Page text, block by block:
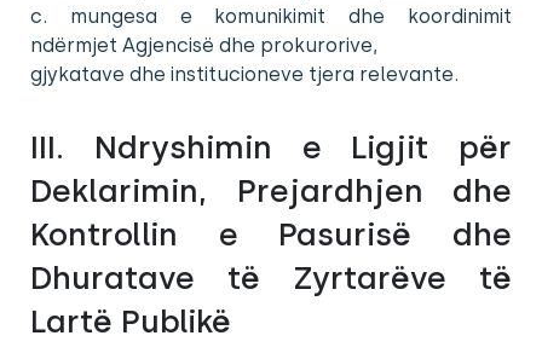
c. mungesa e komunikimit dhe koordinimit
ndërmjet Agjencisë dhe prokurorive,
gjykatave dhe institucioneve tjera relevante.
III. Ndryshimin e Ligjit për
Deklarimin, Prejardhjen dhe
Kontrollin e Pasurisë dhe
Dhuratave të Zyrtarëve të
Lartë Publikë